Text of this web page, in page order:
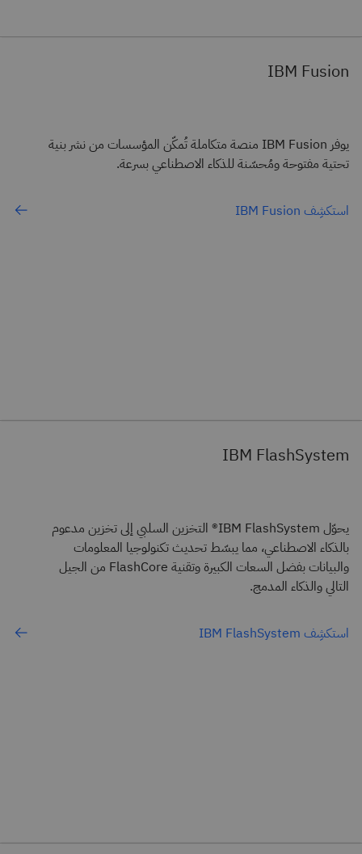
IBM Fusion
يوفر IBM Fusion منصة متكاملة تُمكّن المؤسسات من نشر بنية
تحتية مفتوحة ومُحسّنة للذكاء الاصطناعي بسرعة.
استكشِف IBM Fusion
IBM FlashSystem
يحوّل IBM FlashSystem® التخزين السلبي إلى تخزين مدعوم
بالذكاء الاصطناعي، مما يبسّط تحديث تكنولوجيا المعلومات
والبيانات بفضل السعات الكبيرة وتقنية FlashCore من الجيل
التالي والذكاء المدمج.
استكشِف IBM FlashSystem